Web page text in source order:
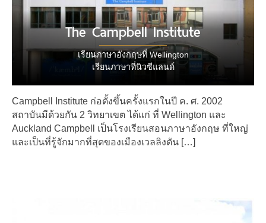
The Campbell Institute
เรียนภาษาอังกฤษที่ Wellington
เรียนภาษาที่นิวซีแลนด์
Campbell Institute ก่อตั้งขึ้นครั้งแรกในปี ค. ศ. 2002
สถาบันมีด้วยกัน 2 วิทยาเขต ได้แก่ ที่ Wellington และ
Auckland Campbell เป็นโรงเรียนสอนภาษาอังกฤษ ที่ใหญ่
และเป็นที่รู้จักมากที่สุดของเมืองเวลลิงตัน […]